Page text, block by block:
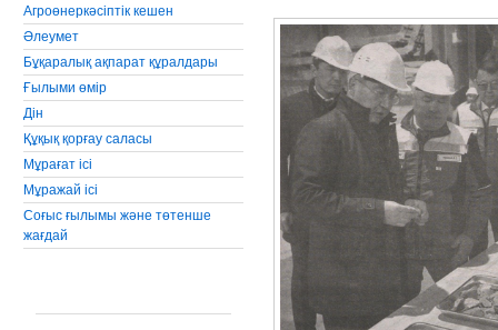
Агроөнеркәсiптiк кешен
Әлеумет
Бұқаралық ақпарат құралдары
Ғылыми өмір
Дін
Құқық қорғау саласы
Мұрағат ісі
Мұражай ісі
Соғыс ғылымы және төтенше
жағдай